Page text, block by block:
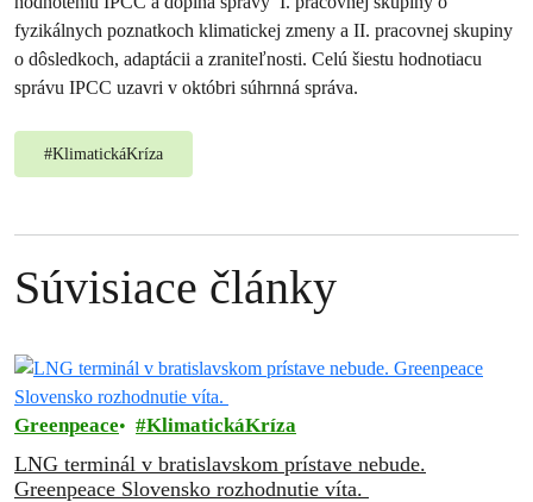
fyzikálnych poznatkoch klimatickej zmeny a II. pracovnej skupiny
o dôsledkoch, adaptácii a zraniteľnosti. Celú šiestu hodnotiacu
správu IPCC uzavri v októbri súhrnná správa.
#KlimatickáKríza
Súvisiace články
Greenpeace KlimatickáKríza
LNG terminál v bratislavskom prístave nebude.
Greenpeace Slovensko rozhodnutie víta.